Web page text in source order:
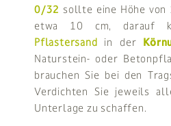
0/32 sollte eine Höhe von
etwa 10 cm, darauf
Pflastersand in der
Naturstein- oder
brauchen Sie bei den
Verdichten Sie jeweils
Unterlage zu schaffen.